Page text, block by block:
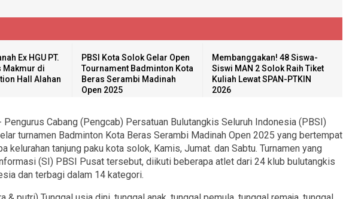
Ex HGU PT.
Makmur di
Hall Alahan
PBSI Kota Solok Gelar Open
Tournament Badminton Kota
Beras Serambi Madinah
Open 2025
Membanggakan! 48 Siswa-
Siswi MAN 2 Solok Raih Tiket
Kuliah Lewat SPAN-PTKIN
2026
Pengurus Cabang (Pengcab) Persatuan Bulutangkis Seluruh Indonesia (PBSI)
turnamen Badminton Kota Beras Serambi Madinah Open 2025 yang bertempat
kelurahan tanjung paku kota solok, Kamis, Jumat. dan Sabtu. Turnamen yang
(SI) PBSI Pusat tersebut, diikuti beberapa atlet dari 24 klub bulutangkis
dan terbagi dalam 14 kategori.